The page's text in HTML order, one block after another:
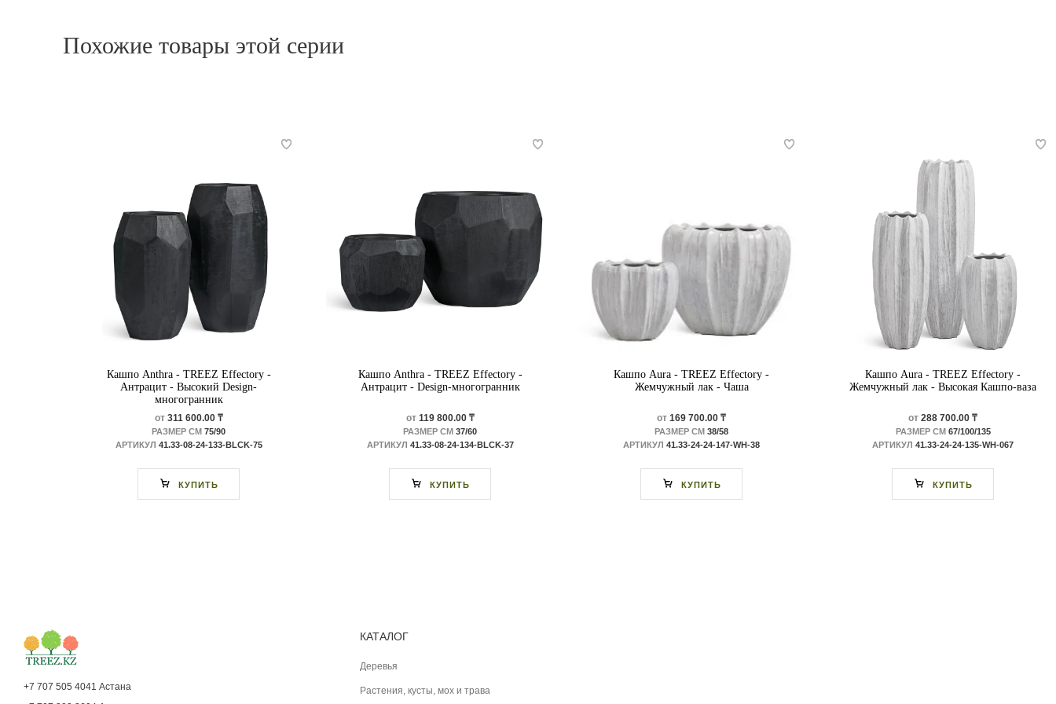
Похожие товары этой серии
Кашпо Anthra - TREEZ Effectory -
Антрацит - Высокий Design-
многогранник
от311 600.00 ₸
РАЗМЕР СМ 75/90
АРТИКУЛ 41.33-08-24-133-BLCK-75
КУПИТЬ
Кашпо Anthra - TREEZ Effectory -
Антрацит - Design-многогранник
от119 800.00 ₸
РАЗМЕР СМ 37/60
АРТИКУЛ 41.33-08-24-134-BLCK-37
КУПИТЬ
Кашпо Aura - TREEZ Effectory -
Жемчужный лак - Чаша
от 169 700.00 ₸
РАЗМЕР СМ 38/58
АРТИКУЛ 41.33-24-24-147-WH-38
КУПИТЬ
Кашпо Aura - TREEZ Effectory -
Жемчужный лак - Высокая Кашпо-ваза
от 288 700.00 ₸
РАЗМЕР СМ67/100/135
АРТИКУЛ 41.33-24-24-135-WH-067
КУПИТЬ
КАТАЛОГ
Деревья
Растения, кусты, мох и трава
+7 707 505 4041 Астана